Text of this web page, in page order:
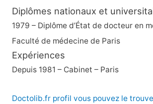
Diplômes nationaux et
1979 – Diplôme d’État de docteur en
Faculté de médecine de Paris
Expériences
Depuis 1981 – Cabinet – Paris
Doctolib.fr profil vous pouvez le